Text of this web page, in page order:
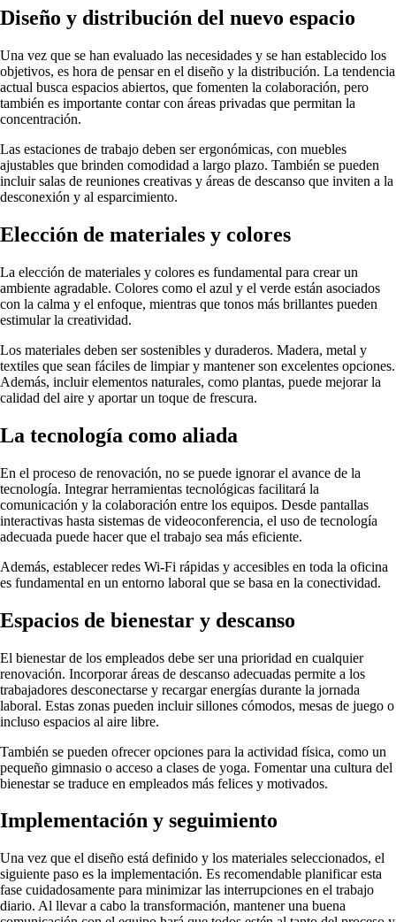
Diseño y distribución del nuevo espacio
Una vez que se han evaluado las necesidades y se han establecido los
objetivos, es hora de pensar en el diseño y la distribución. La tendencia
actual busca espacios abiertos, que fomenten la colaboración, pero
también es importante contar con áreas privadas que permitan la
concentración.
Las estaciones de trabajo deben ser ergonómicas, con muebles
ajustables que brinden comodidad a largo plazo. También se pueden
incluir salas de reuniones creativas y áreas de descanso que inviten a la
desconexión y al esparcimiento.
Elección de materiales y colores
La elección de materiales y colores es fundamental para crear un
ambiente agradable. Colores como el azul y el verde están asociados
con la calma y el enfoque, mientras que tonos más brillantes pueden
estimular la creatividad.
Los materiales deben ser sostenibles y duraderos. Madera, metal y
textiles que sean fáciles de limpiar y mantener son excelentes opciones.
Además, incluir elementos naturales, como plantas, puede mejorar la
calidad del aire y aportar un toque de frescura.
La tecnología como aliada
En el proceso de renovación, no se puede ignorar el avance de la
tecnología. Integrar herramientas tecnológicas facilitará la
comunicación y la colaboración entre los equipos. Desde pantallas
interactivas hasta sistemas de videoconferencia, el uso de tecnología
adecuada puede hacer que el trabajo sea más eficiente.
Además, establecer redes Wi-Fi rápidas y accesibles en toda la oficina
es fundamental en un entorno laboral que se basa en la conectividad.
Espacios de bienestar y descanso
El bienestar de los empleados debe ser una prioridad en cualquier
renovación. Incorporar áreas de descanso adecuadas permite a los
trabajadores desconectarse y recargar energías durante la jornada
laboral. Estas zonas pueden incluir sillones cómodos, mesas de juego o
incluso espacios al aire libre.
También se pueden ofrecer opciones para la actividad física, como un
pequeño gimnasio o acceso a clases de yoga. Fomentar una cultura del
bienestar se traduce en empleados más felices y motivados.
Implementación y seguimiento
Una vez que el diseño está definido y los materiales seleccionados, el
siguiente paso es la implementación. Es recomendable planificar esta
fase cuidadosamente para minimizar las interrupciones en el trabajo
diario. Al llevar a cabo la transformación, mantener una buena